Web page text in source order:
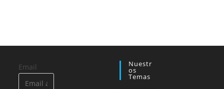
Email Nuestr
Os
Temas